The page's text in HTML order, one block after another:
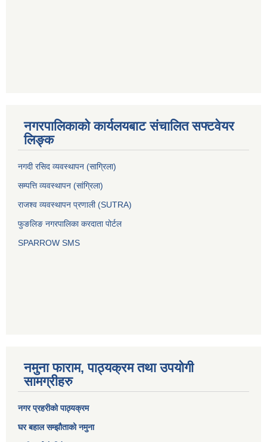
नगरपालिकाको कार्यलयबाट संचालित सफ्टवेयर
लिङ्क
नगदी रसिद व्यवस्थापन (साग्रिला)
सम्पत्ति व्यवस्थापन (सांग्रिला)
राजश्व व्यवस्थापन प्रणाली (SUTRA)
फुङलिङ नगरपालिका करदाता पोर्टल
SPARROW SMS
नमुना फाराम, पाठ्यक्रम तथा उपयोगी
सामग्रीहरु
नगर प्रहरीको पाठ्यक्रम
घर बहाल सम्झौताको नमुना